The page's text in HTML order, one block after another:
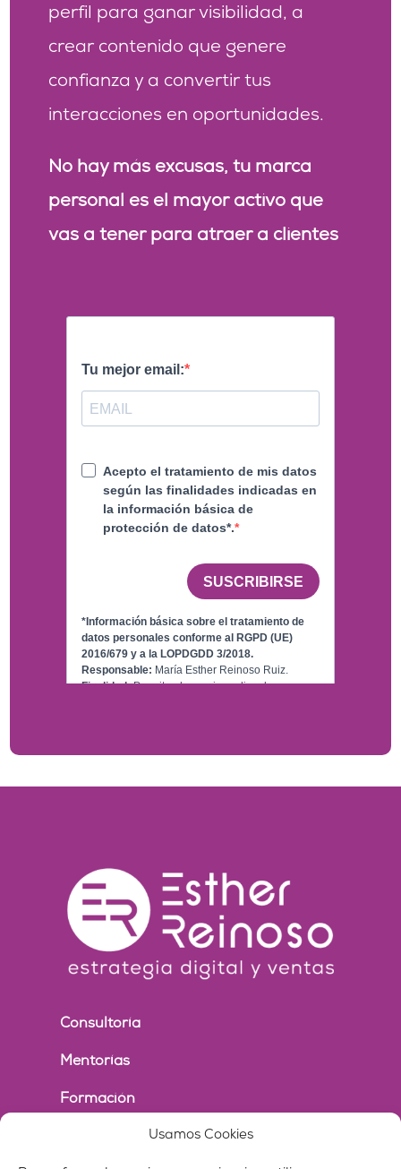
Usamos Cookies
perfil para ganar visibilidad, a
crear contenido que genere
confianza y a convertir tus
interacciones en oportunidades.
No hay más excusas, tu marca
personal es el mayor activo que
vas a tener para atraer a clientes
Consultoría
Mentorías
Formación
Conferencias